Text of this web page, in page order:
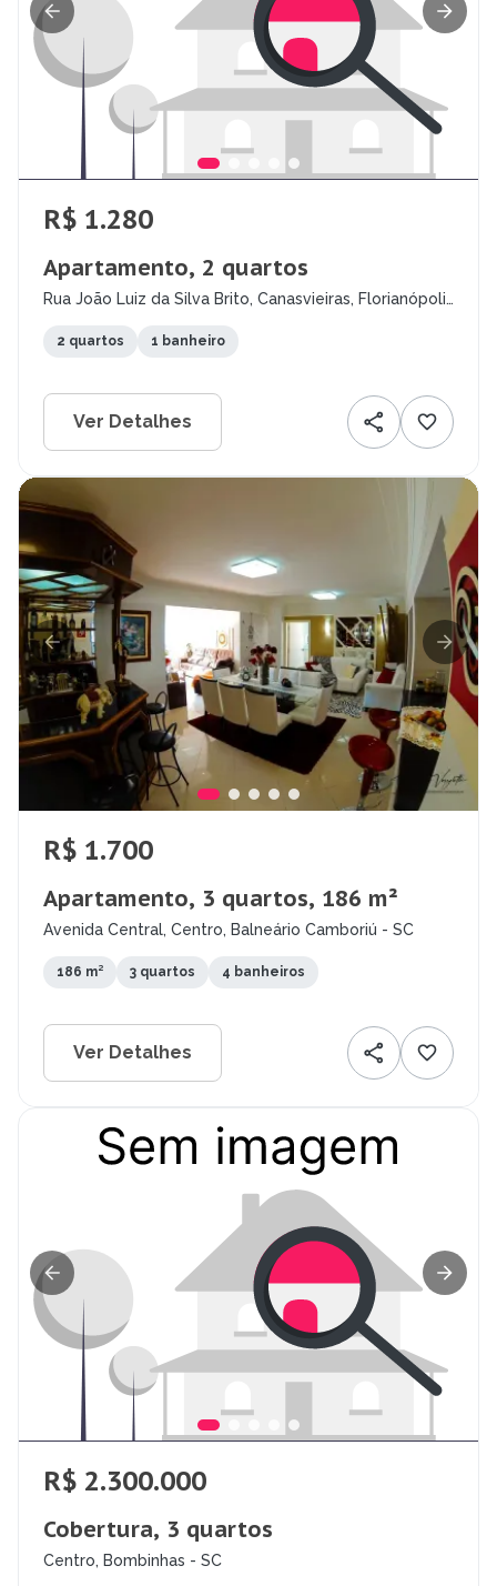
R$ 1.280
Apartamento, 2 quartos
Rua João Luiz da Silva Brito, Canasvieiras, Florianópolis
2 quartos 1 banheiro
Ver Detalhes
R$ 1.700
Apartamento, 3 quartos, 186 m²
Avenida Central, Centro, Balneário Camboriú - SC
186 m² 3 quartos 4 banheiros
Ver Detalhes
R$ 2.300.000
Cobertura, 3 quartos
Centro, Bombinhas - SC